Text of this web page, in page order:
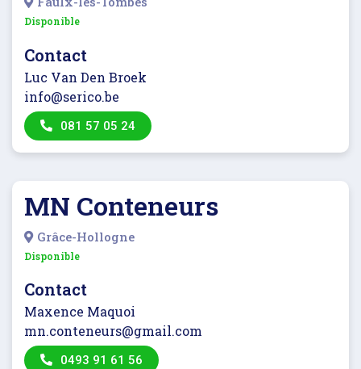
Disponible
Contact
Luc Van Den Broek
info@serico.be
081 57 05 24
MN Conteneurs
Grâce-Hollogne
Disponible
Contact
Maxence Maquoi
mn.conteneurs@gmail.com
0493 91 61 56